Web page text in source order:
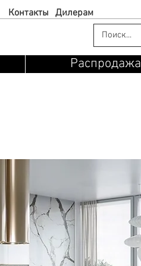
Дилерам
Контакты
Распродажа